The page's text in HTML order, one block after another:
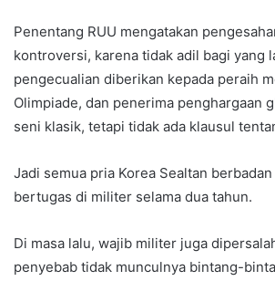
Penentang RUU mengatakan
kontroversi, karena tidak adil bagi yang
pengecualian diberikan kepada peraih
Olimpiade, dan penerima penghargaan
seni klasik, tetapi tidak ada klausul
Jadi semua pria Korea Sealtan
bertugas di militer selama dua tahun.
Di masa lalu, wajib militer juga
penyebab tidak munculnya bintang-